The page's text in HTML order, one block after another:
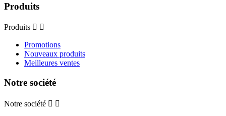
Produits
Produits  
Promotions
Nouveaux produits
Meilleures ventes
Notre société
Notre société  